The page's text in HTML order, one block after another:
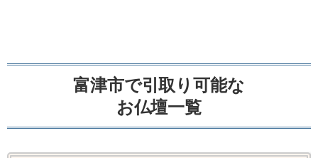
富津市で引取り可能な
お仏壇一覧